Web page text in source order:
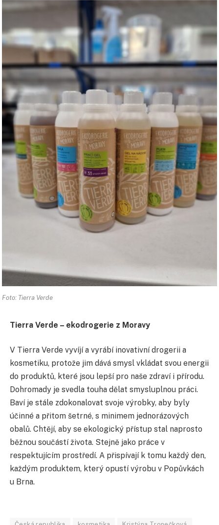
Foto: Tierra Verde
Tierra Verde – ekodrogerie z Moravy
V Tierra Verde vyvíjí a vyrábí inovativní drogerii a
kosmetiku, protože jim dává smysl vkládat svou energii
do produktů, které jsou lepší pro naše zdraví i přírodu.
Dohromady je svedla touha dělat smysluplnou práci.
Baví je stále zdokonalovat svoje výrobky, aby byly
účinné a přitom šetrné, s minimem jednorázových
obalů. Chtějí, aby se ekologický přístup stal naprosto
běžnou součástí života. Stejně jako práce v
respektujícím prostředí. A přispívají k tomu každý den,
každým produktem, který opustí výrobu v Popůvkách
u Brna.